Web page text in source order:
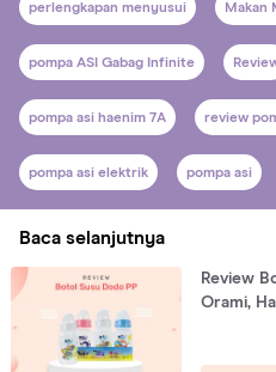
perlengkapan menyusui Makan
pompa ASI Gabag Infinite
pompa asi haenim 7A review
pompa asi elektrik pompa asi
Baca selanjutnya
Review
Orami,